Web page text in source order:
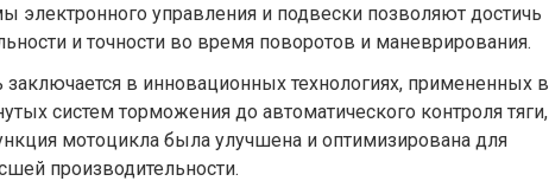
электронного управления и подвески позволяют достичь
и точности во время поворотов и маневрирования.
заключается в инновационных технологиях, примененных в
систем торможения до автоматического контроля тяги,
мотоцикла была улучшена и оптимизирована для
производительности.